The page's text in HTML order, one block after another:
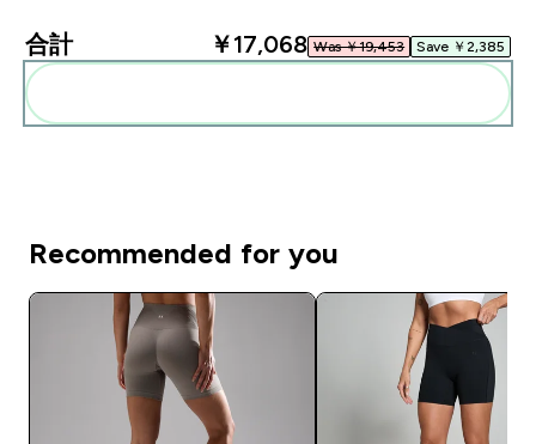
合計 ￥17,068‎ Was ￥19,453‎ Save ￥2,385‎
Recommended for you